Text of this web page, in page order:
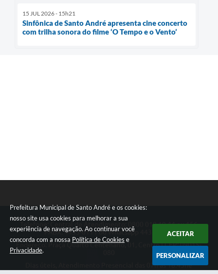
Prefeitura Municipal de Santo André e os cookies:
nosso site usa cookies para melhorar a sua
experiência de navegação. Ao continuar você
concorda com a nossa Política de Cookies e
Privacidade.
ACEITAR
PERSONALIZAR
15 JUL 2026 - 15h21
Sinfônica de Santo André apresenta cine concerto
com trilha sonora do filme ‘O Tempo e o Vento’
Telefone: Central de Atendimento: 0800 019 19 44 ou 156
PABX: 4433-0111 ou Whatsapp 4433-0123
Endereço: Praça Quarto Centenário, 01, Centro | CEP: 09015-
Dias úteis, Atendimento Presencial das 07h as 18:45he